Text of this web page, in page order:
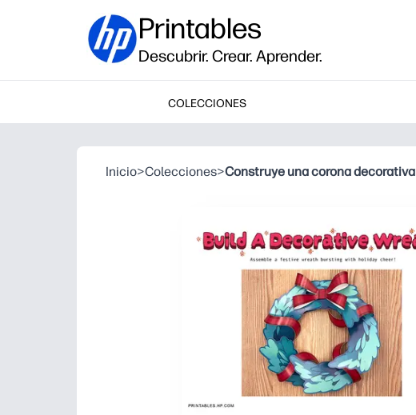
Printables
Descubrir. Crear. Aprender.
COLECCIONES
Inicio>Colecciones>Construye una corona decorativa